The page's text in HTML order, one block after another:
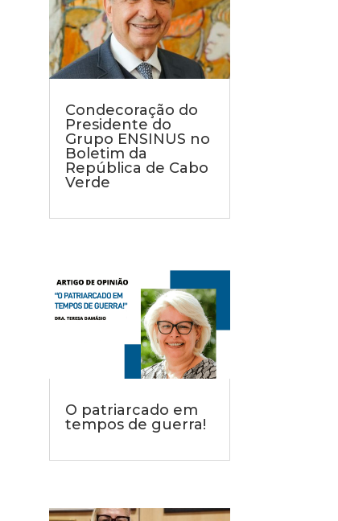
Condecoração do
Presidente do
Grupo ENSINUS no
Boletim da
República de Cabo
Verde
O patriarcado em
tempos de guerra!